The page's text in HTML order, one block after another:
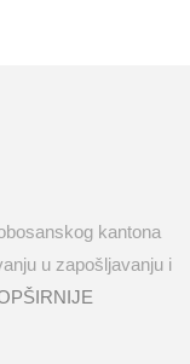
kantona
u zapošljavanju i